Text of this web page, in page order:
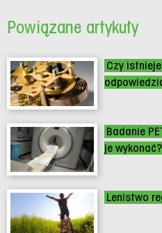
Powiązane artykuły
Czy
Badanie
je wykonać?
Lenistwo